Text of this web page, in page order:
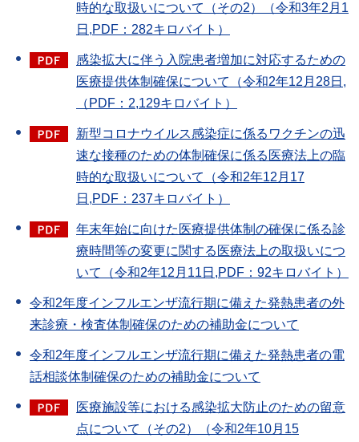
時的な取扱いについて（その2）（令和3年2月1
日,PDF：282キロバイト）
感染拡大に伴う入院患者増加に対応するための
医療提供体制確保について（令和2年12月28日,
（PDF：2,129キロバイト）
新型コロナウイルス感染症に係るワクチンの迅
速な接種のための体制確保に係る医療法上の臨
時的な取扱いについて（令和2年12月17
日,PDF：237キロバイト）
年末年始に向けた医療提供体制の確保に係る診
療時間等の変更に関する医療法上の取扱いにつ
いて（令和2年12月11日,PDF：92キロバイト）
令和2年度インフルエンザ流行期に備えた発熱患者の外
来診療・検査体制確保のための補助金について
令和2年度インフルエンザ流行期に備えた発熱患者の電
話相談体制確保のための補助金について
医療施設等における感染拡大防止のための留意
点について（その2）（令和2年10月15